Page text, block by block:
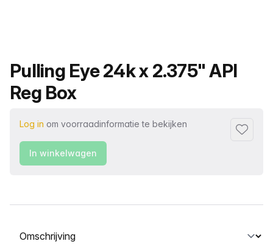
Productnaam
Pulling Eye 24k x 2.375" API
Reg Box
Log in om voorraadinformatie te bekijken
In winkelwagen
Selecteer een tabblad